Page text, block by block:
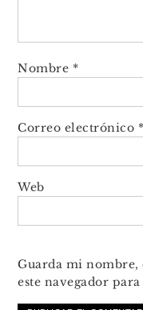
Nombre *
Correo electrónico *
Web
Guarda mi
este navegador